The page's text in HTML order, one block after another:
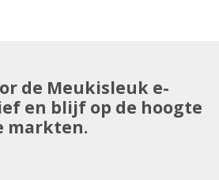
de Meukisleuk e-
en blijf op de hoogte
markten.